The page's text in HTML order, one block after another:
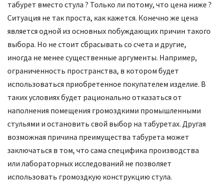
табурет вместо стула ? Только ли потому, что цена ниже ?
Ситуация не так проста, как кажется. Конечно же цена
является одной из основных побуждающих причин такого
выбора. Но не стоит сбрасывать со счета и другие,
иногда не менее существенные аргументы. Например,
ограниченность пространства, в котором будет
использоваться приобретенное покупателем изделие. В
таких условиях будет рационально отказаться от
наполнения помещения громоздкими промышленными
стульями и остановить свой выбор на табуретах. Другая
возможная причина преимущества табурета может
заключаться в том, что сама специфика производства
или лабораторных исследований не позволяет
использовать громоздкую конструкцию стула.